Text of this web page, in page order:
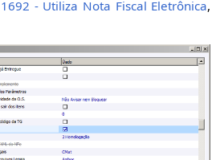
- Utiliza Nota Fiscal Eletrônica,